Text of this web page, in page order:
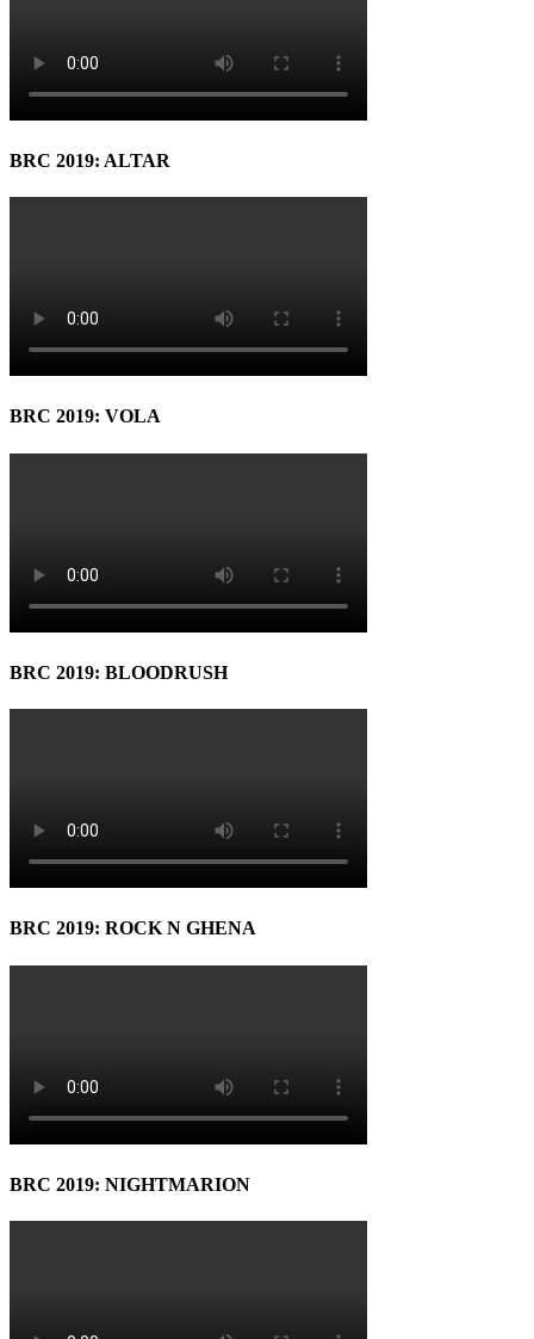
BRC 2019: ALTAR
BRC 2019: VOLA
BRC 2019: BLOODRUSH
BRC 2019: ROCK N GHENA
BRC 2019: NIGHTMARION